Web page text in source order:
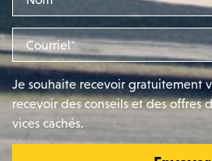
Je souhaite recevoir gratuitement
recevoir des conseils et des offres
vices cachés.